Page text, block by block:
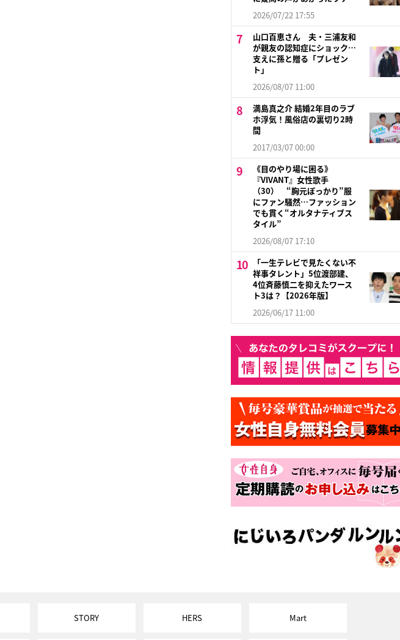
2026/07/22 17:55
山口百恵さん 夫・三浦友和
が親友の認知症にショック…
支えに孫と贈る「プレゼン
ト」
2026/08/07 11:00
満島真之介 結婚2年目のラブ
ホ浮気！風俗店の裏切り2時
間
2017/03/07 00:00
《目のやり場に困る》
『VIVANT』女性歌手
（30） “胸元ぽっかり”服
にファン騒然…ファッション
でも貫く“オルタナティブス
タイル”
2026/08/07 17:10
「一生テレビで見たくない不
祥事タレント」5位渡部建、
4位斉藤慎二を抑えたワース
ト3は？【2026年版】
2026/06/17 11:00
STORY HERS Mart